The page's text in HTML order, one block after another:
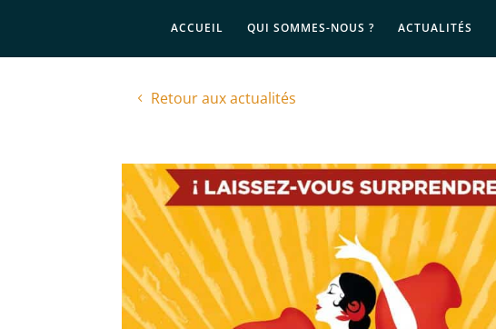
ACCUEIL QUI SOMMES-NOUS ? ACTUALITÉS
Retour aux actualités